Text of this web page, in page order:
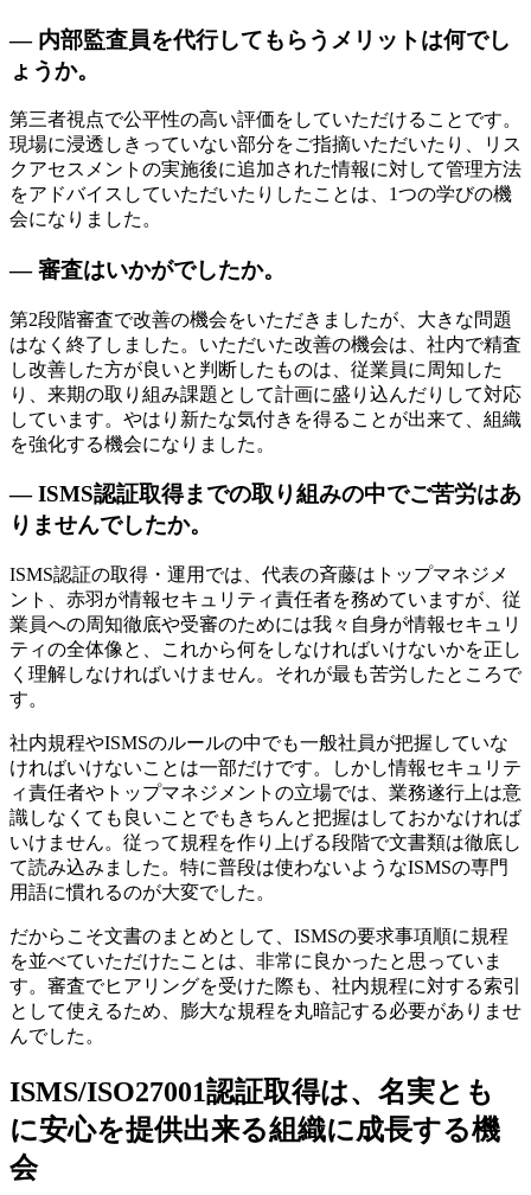
— 内部監査員を代行してもらうメリットは何でし
ょうか。
第三者視点で公平性の高い評価をしていただけることです。
現場に浸透しきっていない部分をご指摘いただいたり、リス
クアセスメントの実施後に追加された情報に対して管理方法
をアドバイスしていただいたりしたことは、1つの学びの機
会になりました。
— 審査はいかがでしたか。
第2段階審査で改善の機会をいただきましたが、大きな問題
はなく終了しました。いただいた改善の機会は、社内で精査
し改善した方が良いと判断したものは、従業員に周知した
り、来期の取り組み課題として計画に盛り込んだりして対応
しています。やはり新たな気付きを得ることが出来て、組織
を強化する機会になりました。
— ISMS認証取得までの取り組みの中でご苦労はあ
りませんでしたか。
ISMS認証の取得・運用では、代表の斉藤はトップマネジメ
ント、赤羽が情報セキュリティ責任者を務めていますが、従
業員への周知徹底や受審のためには我々自身が情報セキュリ
ティの全体像と、これから何をしなければいけないかを正し
く理解しなければいけません。それが最も苦労したところで
す。
社内規程やISMSのルールの中でも一般社員が把握していな
ければいけないことは一部だけです。しかし情報セキュリテ
ィ責任者やトップマネジメントの立場では、業務遂行上は意
識しなくても良いことでもきちんと把握はしておかなければ
いけません。従って規程を作り上げる段階で文書類は徹底し
て読み込みました。特に普段は使わないようなISMSの専門
用語に慣れるのが大変でした。
だからこそ文書のまとめとして、ISMSの要求事項順に規程
を並べていただけたことは、非常に良かったと思っていま
す。審査でヒアリングを受けた際も、社内規程に対する索引
として使えるため、膨大な規程を丸暗記する必要がありませ
んでした。
ISMS/ISO27001認証取得は、名実とも
に安心を提供出来る組織に成長する機
会